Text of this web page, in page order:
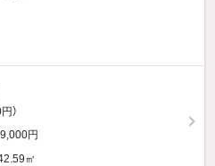
）
円
㎡